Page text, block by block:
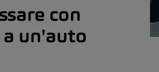
con
a un'auto